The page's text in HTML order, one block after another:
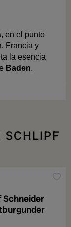
en el punto
Francia y
la esencia
Baden.
SCHLIPF
Schneider